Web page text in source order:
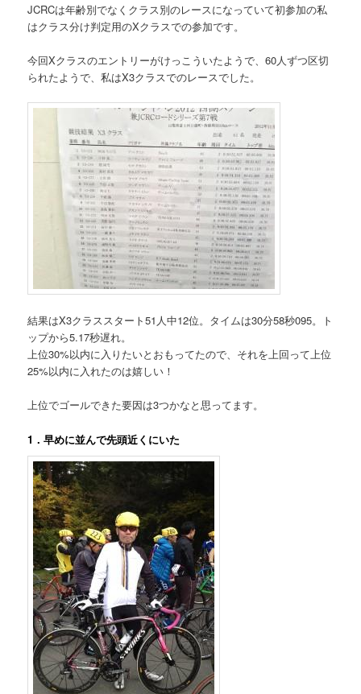
JCRCは年齢別でなくクラス別のレースになっていて初参加の私
はクラス分け判定用のXクラスでの参加です。
今回Xクラスのエントリーがけっこういたようで、60人ずつ区切
られたようで、私はX3クラスでのレースでした。
結果はX3クラススタート51人中12位。タイムは30分58秒095。ト
ップから5.17秒遅れ。
上位30%以内に入りたいとおもってたので、それを上回って上位
25%以内に入れたのは嬉しい！
上位でゴールできた要因は3つかなと思ってます。
1．早めに並んで先頭近くにいた